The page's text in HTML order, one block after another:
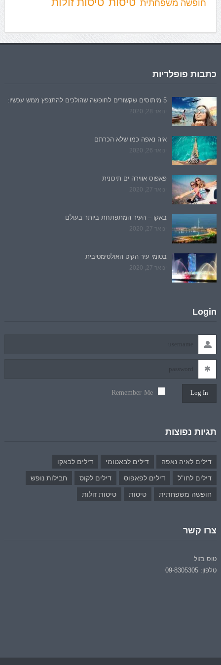
חופשה משפחתית
כתבות פופלריות
5 מיתוסים שקשורים לחופשה שהולכים להתנפץ ממש עכשיו:
ינואר 28, 2020
איה נאפה כמו שלא הכרתם
ינואר 26, 2020
פאפוס אווירה ים תיכונית
ינואר 27, 2020
באקו – העיר המתפתחת ביותר בעולם
ינואר 27, 2020
בטומי עיר הקיט האולטימטיבית
ינואר 27, 2020
Login
Log In
Remember Me
תגיות נפוצות
דילים לאיה נאפה דילים לבאטומי דילים לבאקו
דילים לחו"ל דילים לפאפוס דילים לקוס חבילות נופש
חופשה משפחתית טיסות טיסות זולות
צרו קשר
טוס בזול
טלפון: 09-8305305